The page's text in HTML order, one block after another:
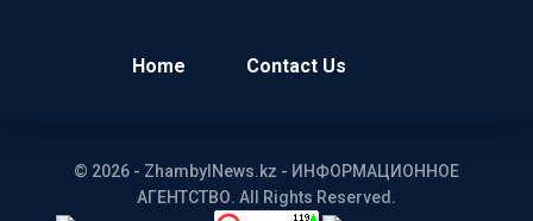
Home Contact Us
© 2026 - ZhambylNews.kz - ИНФОРМАЦИОННОЕ
АГЕНТСТВО. All Rights Reserved.